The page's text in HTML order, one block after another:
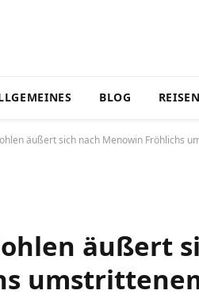
BLOG REISEN
äußert sich nach Menowin Fröhlichs
äußert